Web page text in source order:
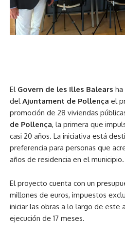
El Govern de les Illes Balears
delAjuntament de Pollença el
promoción de 28 viviendas
de Pollença, la primera que
casi 20 años. La iniciativa está
preferencia para personas que
años de residencia en el municipio.
El proyecto cuenta con un
millones de euros, impuestos
iniciar las obras a lo largo de este
ejecución de 17 meses.